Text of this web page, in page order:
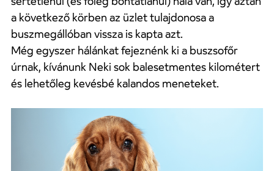
a következő körben az üzlet tulajdonosa a
buszmegállóban vissza is kapta azt.
Még egyszer hálánkat fejeznénk ki a buszsofőr
úrnak, kívánunk Neki sok balesetmentes kilométert
és lehetőleg kevésbé kalandos meneteket.